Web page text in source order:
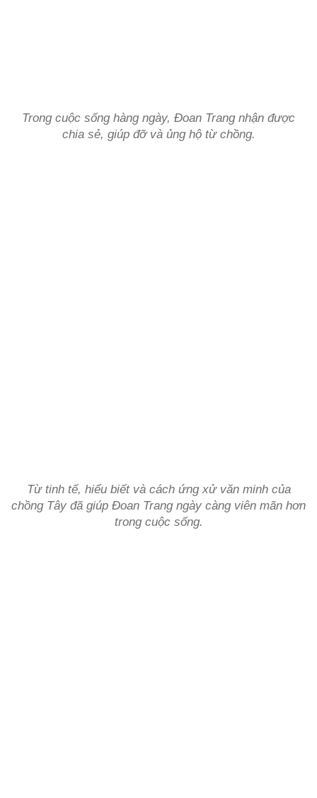
Trong cuộc sống hàng ngày, Đoan Trang nhận được
chia sẻ, giúp đỡ và ủng hộ từ chồng.
Từ tinh tế, hiểu biết và cách ứng xử văn minh của
chồng Tây đã giúp Đoan Trang ngày càng viên mãn hơn
trong cuộc sống.